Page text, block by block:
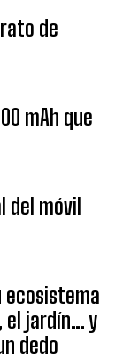
de
mAh que
del móvil
ecosistema
el jardín… y
dedo